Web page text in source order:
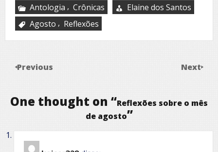
Antologia , Crônicas
Elaine dos Santos
Agosto , Reflexões
Previous Next
One thought on “Reflexões sobre o mês
de agosto”